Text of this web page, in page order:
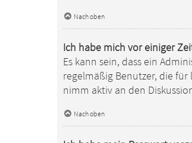
Nach oben
Ich habe mich vor einiger
Es kann sein, dass ein
regelmäßig Benutzer, die
nimm aktiv an den
Nach oben